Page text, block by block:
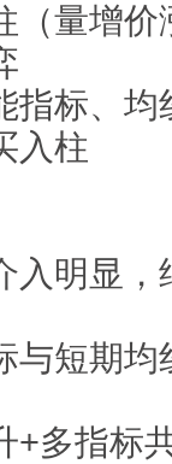
（量增
指标、
入柱
入明显
与短期
+多指标